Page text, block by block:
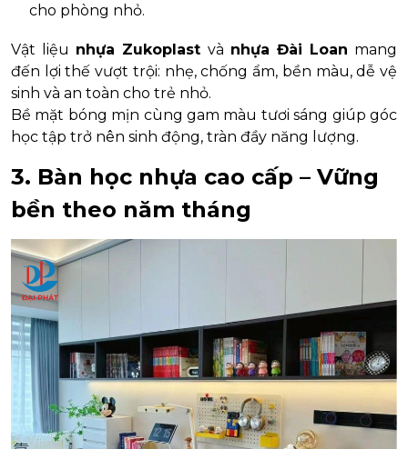
cho phòng nhỏ.
Vật liệu nhựa Zukoplast và nhựa Đài Loan mang
đến lợi thế vượt trội: nhẹ, chống ẩm, bền màu, dễ vệ
sinh và an toàn cho trẻ nhỏ.
Bề mặt bóng mịn cùng gam màu tươi sáng giúp góc
học tập trở nên sinh động, tràn đầy năng lượng.
3. Bàn học nhựa cao cấp – Vững
bền theo năm tháng